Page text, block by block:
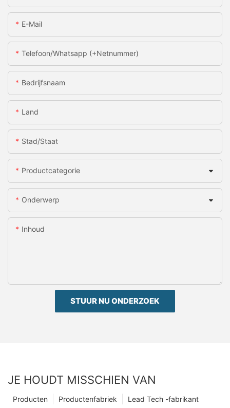
E-Mail
Telefoon/whatsapp (+netnummer)
Bedrijfsnaam
Land
Stad/staat
Productcategorie
Onderwerp
Inhoud
STUUR NU ONDERZOEK
JE HOUDT MISSCHIEN VAN
Lead Tech -fabrikant
Productenfabriek
Producten